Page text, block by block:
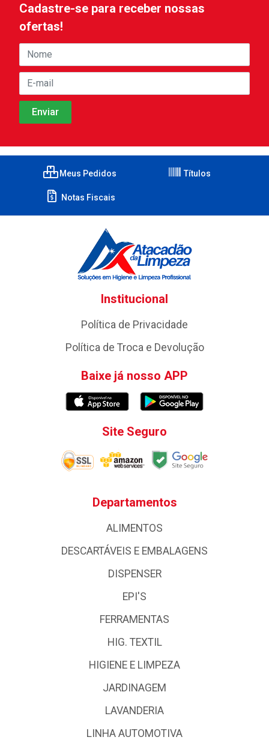
Cadastre-se para receber nossas
ofertas!
Meus Pedidos Títulos
Notas Fiscais
Institucional
Política de Privacidade
Política de Troca e Devolução
Baixe já nosso APP
Site Seguro
Departamentos
ALIMENTOS
DESCARTÁVEIS E EMBALAGENS
DISPENSER
EPI'S
FERRAMENTAS
HIG. TEXTIL
HIGIENE E LIMPEZA
JARDINAGEM
LAVANDERIA
LINHA AUTOMOTIVA